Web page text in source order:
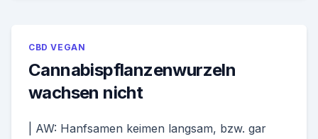
CBD VEGAN
Cannabispflanzenwurzeln
wachsen nicht
| AW: Hanfsamen keimen langsam, bzw. gar